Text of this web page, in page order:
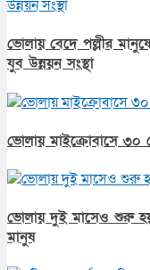
ভোলায় বেদে পল্লীর
যুব উন্নয়ন সংস্থা
ভোলায় মাইক্রোবাসে ৩০
ভোলায় দুই মাসেও শুরু
মানুষ